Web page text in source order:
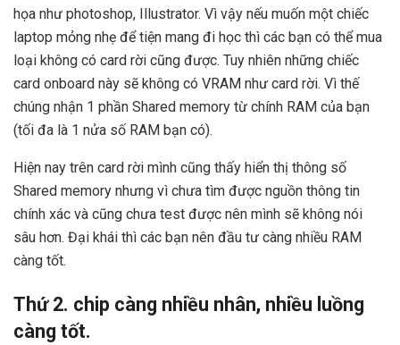
họa như photoshop, Illustrator. Vì vậy nếu muốn một chiếc
laptop mỏng nhẹ để tiện mang đi học thì các bạn có thể mua
loại không có card rời cũng được. Tuy nhiên những chiếc
card onboard này sẽ không có VRAM như card rời. Vì thế
chúng nhận 1 phần Shared memory từ chính RAM của bạn
(tối đa là 1 nửa số RAM bạn có).
Hiện nay trên card rời mình cũng thấy hiển thị thông số
Shared memory nhưng vì chưa tìm được nguồn thông tin
chính xác và cũng chưa test được nên mình sẽ không nói
sâu hơn. Đại khái thì các bạn nên đầu tư càng nhiều RAM
càng tốt.
Thứ 2. chip càng nhiều nhân, nhiều luồng
càng tốt.